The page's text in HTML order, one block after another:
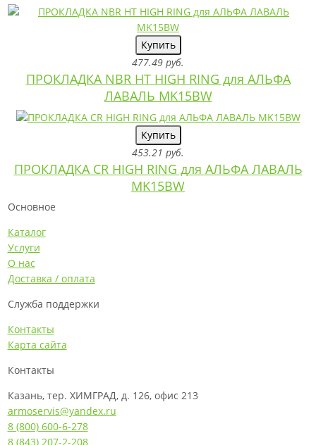
Купить
477.49 руб.
ПРОКЛАДКА NBR HT HIGH RING для АЛЬФА
ЛАВАЛЬ MK15BW
Купить
453.21 руб.
ПРОКЛАДКА CR HIGH RING для АЛЬФА ЛАВАЛЬ
MK15BW
Основное
Каталог
Услуги
О нас
Доставка / оплата
Служба поддержки
Контакты
Карта сайта
Контакты
Казань, тер. ХИМГРАД, д. 126, офис 213
armoservis@yandex.ru
8 (800) 600-6-278
8 (843) 207-2-208